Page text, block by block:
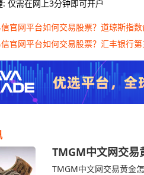
仅需在网上3分钟即可开户
官网平台如何交易股票？道琼斯指
官网平台如何交易股票？汇丰银行
TMGM中文网交易
TMGM官网
TMGM中文网交易黄金